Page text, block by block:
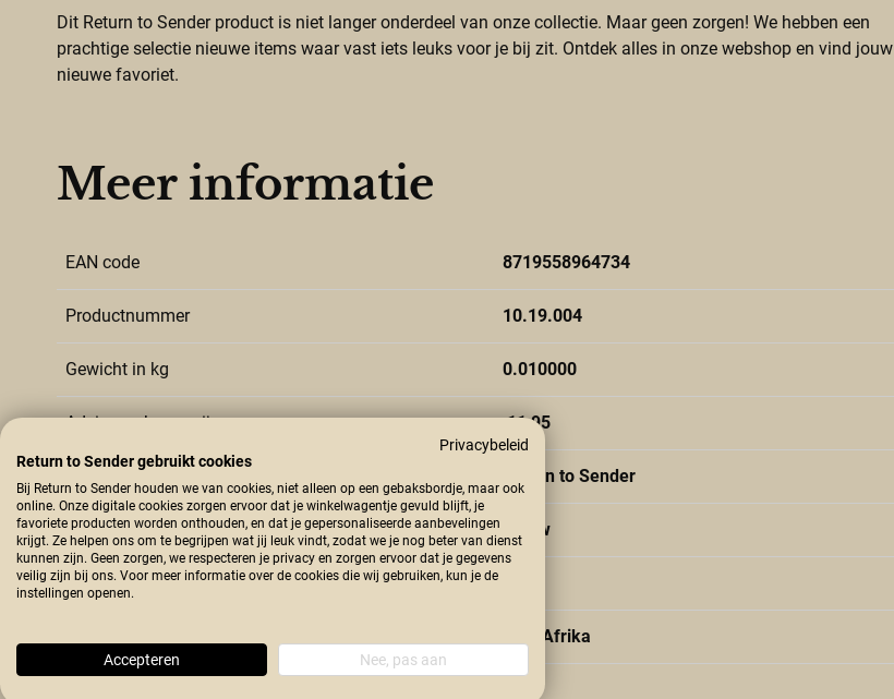
Dit Return to Sender product is niet langer onderdeel van onze collectie. Maar geen zorgen! We hebben een
prachtige selectie nieuwe items waar vast iets leuks voor je bij zit. Ontdek alles in onze webshop en vind jouw
nieuwe favoriet.
Meer informatie
EAN code 8719558964734
Productnummer 10.19.004
Gewicht in kg 0.010000
Advies verkoop prijs 11,95
Return to Sender
Kleur Blauw
Lengte in cm
Zuid Afrika
Privacybeleid
Return to Sender gebruikt cookies
Bij Return to Sender houden we van cookies, niet alleen op een gebaksbordje, maar ook
online. Onze digitale cookies zorgen ervoor dat je winkelwagentje gevuld blijft, je
favoriete producten worden onthouden, en dat je gepersonaliseerde aanbevelingen
krijgt. Ze helpen ons om te begrijpen wat jij leuk vindt, zodat we je nog beter van dienst
kunnen zijn. Geen zorgen, we respecteren je privacy en zorgen ervoor dat je gegevens
veilig zijn bij ons. Voor meer informatie over de cookies die wij gebruiken, kun je de
instellingen openen.
Accepteren Nee, pas aan